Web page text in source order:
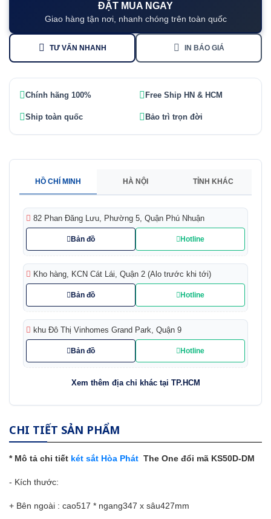
ĐẶT MUA NGAY
Giao hàng tận nơi, nhanh chóng trên toàn quốc
TƯ VẤN NHANH IN BÁO GIÁ
Chính hãng 100% Free Ship HN & HCM
Ship toàn quốc Bảo trì trọn đời
HỒ CHÍ MINH HÀ NỘI TỈNH KHÁC
82 Phan Đăng Lưu, Phường 5, Quận Phú Nhuận
Bản đồ Hotline
Kho hàng, KCN Cát Lái, Quận 2 (Alo trước khi tới)
Bản đồ Hotline
khu Đô Thị Vinhomes Grand Park, Quận 9
Bản đồ Hotline
Xem thêm địa chỉ khác tại TP.HCM
CHI TIẾT SẢN PHẨM
* Mô tả chi tiết két sắt Hòa Phát The One đổi mã KS50D-DM
- Kích thước:
+ Bên ngoài : cao517 * ngang347 x sâu427mm